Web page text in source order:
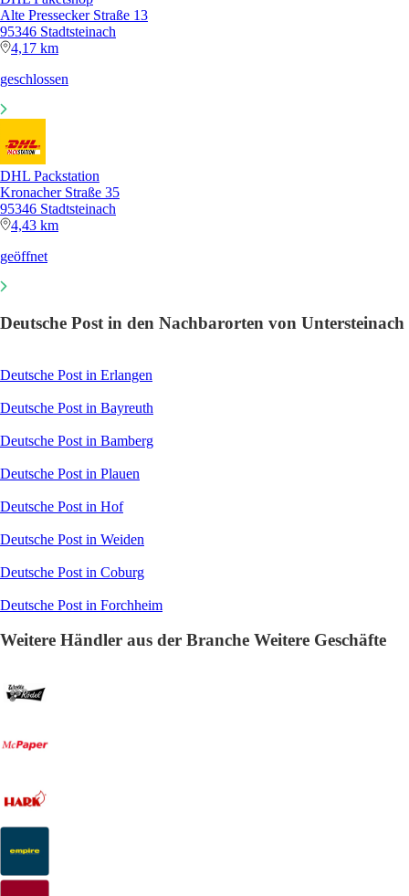
Alte Pressecker Straße 13
95346 Stadtsteinach
4,17 km
geschlossen
DHL Packstation
Kronacher Straße 35
95346 Stadtsteinach
4,43 km
geöffnet
Deutsche Post in den Nachbarorten von Untersteinach
Deutsche Post in Erlangen
Deutsche Post in Bayreuth
Deutsche Post in Bamberg
Deutsche Post in Plauen
Deutsche Post in Hof
Deutsche Post in Weiden
Deutsche Post in Coburg
Deutsche Post in Forchheim
Weitere Händler aus der Branche Weitere Geschäfte